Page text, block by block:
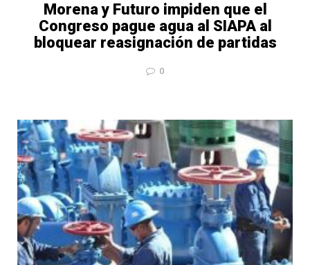
Morena y Futuro impiden que el
Congreso pague agua al SIAPA al
bloquear reasignación de partidas
0